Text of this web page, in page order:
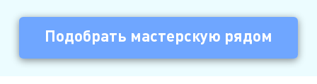
Подобрать мастерскую рядом